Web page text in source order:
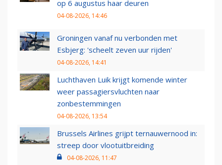
op 6 augustus haar deuren
04-08-2026, 14:46
Groningen vanaf nu verbonden met
Esbjerg: 'scheelt zeven uur rijden'
04-08-2026, 14:41
Luchthaven Luik krijgt komende winter
weer passagiersvluchten naar
zonbestemmingen
04-08-2026, 13:54
Brussels Airlines grijpt ternauwernood in:
streep door vlootuitbreiding
04-08-2026, 11:47